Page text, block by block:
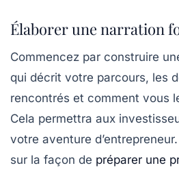
Élaborer une narration
Commencez par construire
qui décrit votre parcours, les
rencontrés et comment vous
Cela permettra aux
votre aventure
sur la façon de préparer une